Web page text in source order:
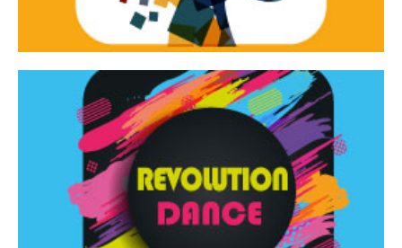
Revolution Dance
Rassegna di danza contemporanea – I Edizione